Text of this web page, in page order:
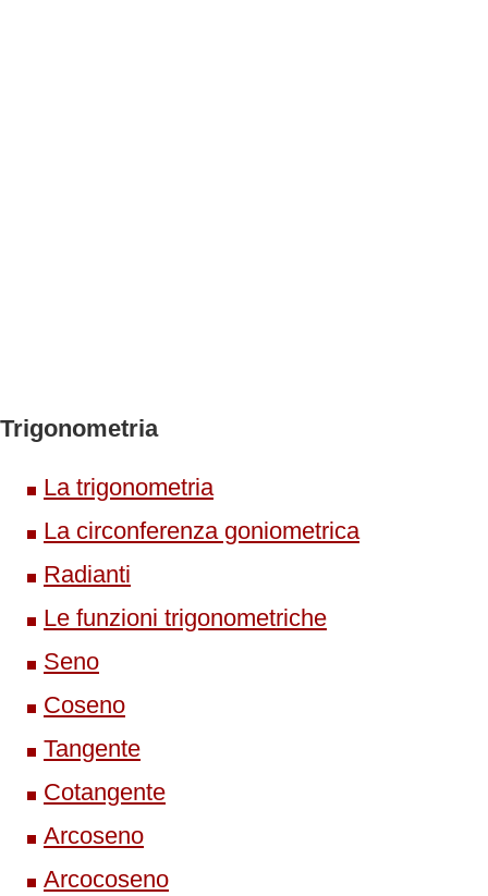
Trigonometria
La trigonometria
La circonferenza goniometrica
Radianti
Le funzioni trigonometriche
Seno
Coseno
Tangente
Cotangente
Arcoseno
Arcocoseno